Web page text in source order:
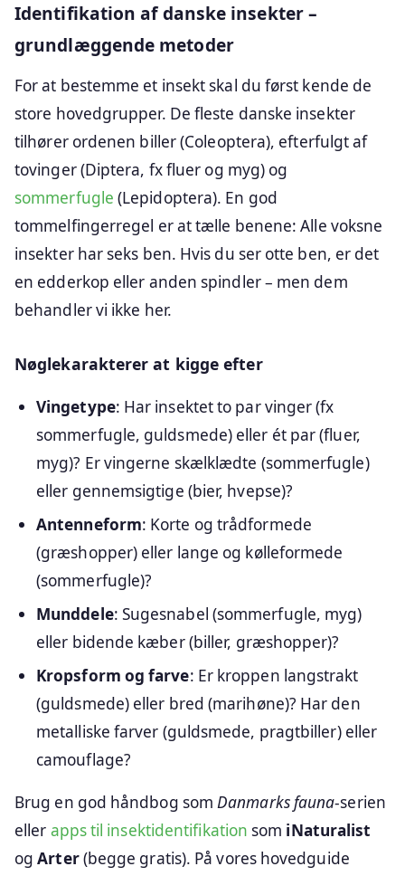
Identifikation af danske insekter –
grundlæggende metoder
For at bestemme et insekt skal du først kende de
store hovedgrupper. De fleste danske insekter
tilhører ordenen biller (Coleoptera), efterfulgt af
tovinger (Diptera, fx fluer og myg) og
sommerfugle (Lepidoptera). En god
tommelfingerregel er at tælle benene: Alle voksne
insekter har seks ben. Hvis du ser otte ben, er det
en edderkop eller anden spindler – men dem
behandler vi ikke her.
Nøglekarakterer at kigge efter
Vingetype: Har insektet to par vinger (fx
sommerfugle, guldsmede) eller ét par (fluer,
myg)? Er vingerne skælklædte (sommerfugle)
eller gennemsigtige (bier, hvepse)?
Antenneform: Korte og trådformede
(græshopper) eller lange og kølleformede
(sommerfugle)?
Munddele: Sugesnabel (sommerfugle, myg)
eller bidende kæber (biller, græshopper)?
Kropsform og farve: Er kroppen langstrakt
(guldsmede) eller bred (marihøne)? Har den
metalliske farver (guldsmede, pragtbiller) eller
camouflage?
Brug en god håndbog somDanmarks fauna-serien
eller apps til insektidentifikation som iNaturalist
ogArter(begge gratis). På vores hovedguide